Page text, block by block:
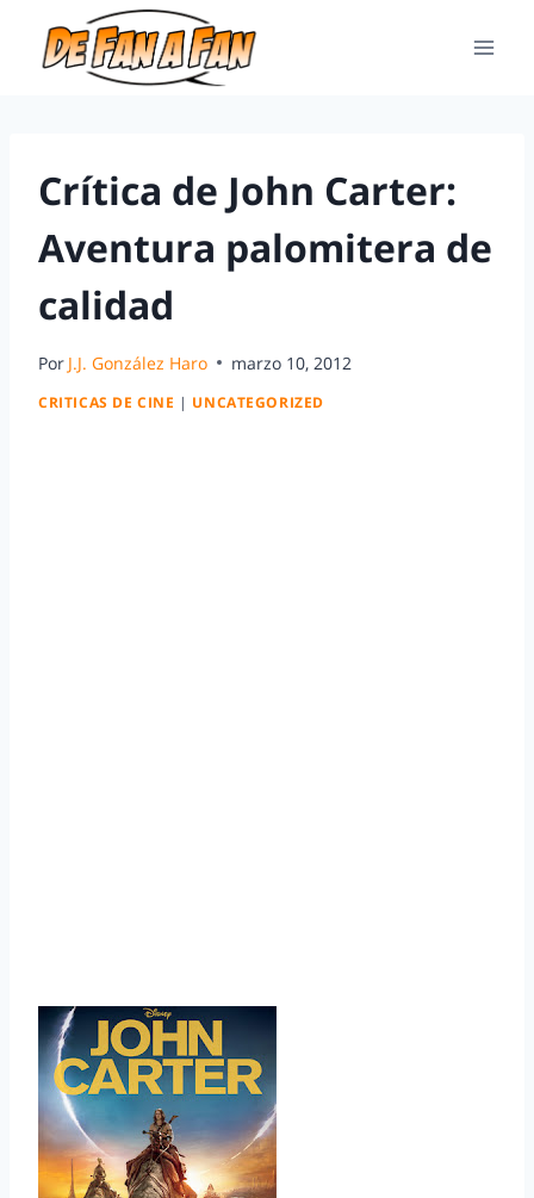
Crítica de John Carter:
Aventura palomitera de
calidad
Por J.J. González Haro marzo 10, 2012
CRITICAS DE CINE | UNCATEGORIZED